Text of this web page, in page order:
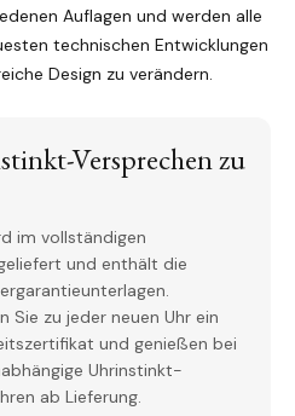
Auflagen und werden alle
technischen Entwicklungen
Design zu verändern.
Versprechen zu
im vollständigen
und enthält die
Sie zu jeder neuen Uhr ein
und genießen bei
Uhrinstinkt-
ab Lieferung.